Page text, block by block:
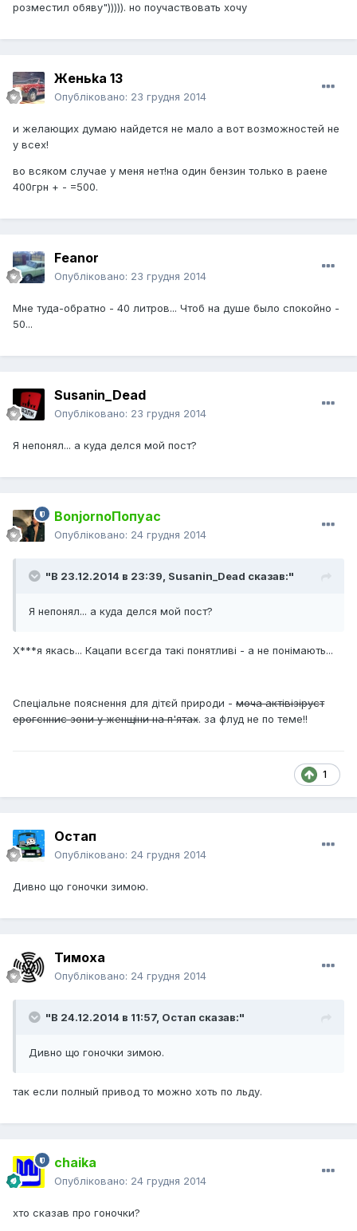
розместил обяву"))))). но поучаствовать хочу
Женьka 13
Опубліковано: 23 грудня 2014
и желающих думаю найдется не мало а вот возможностей не
у всех!
во всяком случае у меня нет!на один бензин только в раене
400грн + - =500.
Feanor
Опубліковано: 23 грудня 2014
Мне туда-обратно - 40 литров... Чтоб на душе было спокойно -
50...
Susanin_Dead
Опубліковано: 23 грудня 2014
Я непонял... а куда делся мой пост?
BonjornoПопуас
Опубліковано: 24 грудня 2014
"В 23.12.2014 в 23:39, Susanin_Dead сказав:"
Я непонял... а куда делся мой пост?
Х***я якась... Кацапи всєгда такі понятливі - а не понімають...
Спеціальне пояснення для дітєй природи - моча актівізіруєт
ерогєнниє зони у женщіни на п'ятах. за флуд не по теме!!
1
Остап
Опубліковано: 24 грудня 2014
Дивно що гоночки зимою.
Тимоха
Опубліковано: 24 грудня 2014
"В 24.12.2014 в 11:57, Остап сказав:"
Дивно що гоночки зимою.
так если полный привод то можно хоть по льду.
chaika
Опубліковано: 24 грудня 2014
хто сказав про гоночки?